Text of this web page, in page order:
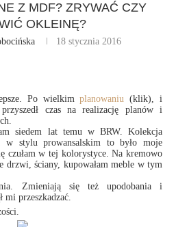
Z MDF? ZRYWAĆ CZY
OKLEINĘ?
18 stycznia 2016
Po wielkimplanowaniu(klik), i
czas na realizację planów i
siedem lat temu w BRW. Kolekcja
stylu prowansalskim to było moje
czułam w tej kolorystyce. Na kremowo
drzwi, ściany, kupowałam meble w tym
Zmieniają się też upodobania i
mi przeszkadzać.